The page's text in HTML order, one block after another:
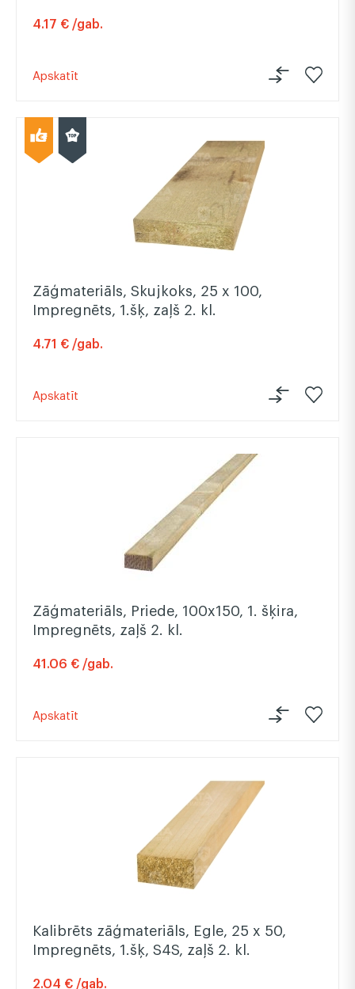
4.17 € /gab.
Apskatīt
Zāģmateriāls, Skujkoks, 25 x 100,
Impregnēts, 1.šķ, zaļš 2. kl.
4.71 € /gab.
Apskatīt
Zāģmateriāls, Priede, 100x150, 1. šķira,
Impregnēts, zaļš 2. kl.
41.06 € /gab.
Apskatīt
Kalibrēts zāģmateriāls, Egle, 25 x 50,
Impregnēts, 1.šķ, S4S, zaļš 2. kl.
2.04 € /gab.